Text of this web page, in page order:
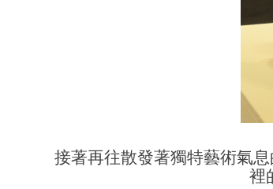
接著再往散發著獨特藝術氣
裡